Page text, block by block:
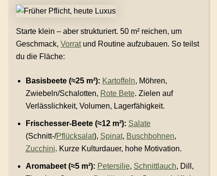
Starte klein – aber strukturiert. 50 m² reichen, um
Geschmack, Vorratund Routine aufzubauen. So teilst
du die Fläche:
Basisbeete (≈25 m²): Kartoffeln, Möhren,
Zwiebeln/Schalotten, Rote Bete. Zielen auf
Verlässlichkeit, Volumen, Lagerfähigkeit.
Frischesser-Beete (≈12 m²): Salate
(Schnitt-/Pflücksalat), Spinat, Buschbohnen,
Zucchini. Kurze Kulturdauer, hohe Motivation.
Aromabeet (≈5 m²): Petersilie, Schnittlauch, Dill,